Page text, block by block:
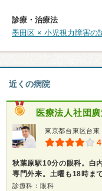
診療・治療法
墨田区 × 小児視力障害の
近くの病院
医療法人社団
東京都台東区台東
秋葉原駅10分の眼科。白
専門外来。土曜も18時ま
診療科：眼科